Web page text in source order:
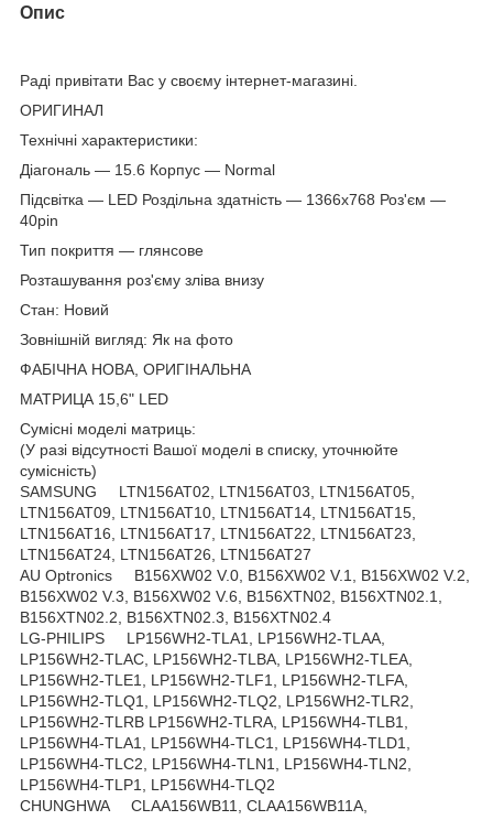
Опис
Раді привітати Вас у своєму інтернет-магазині.
ОРИГИНАЛ
Технічні характеристики:
Діагональ — 15.6 Корпус — Normal
Підсвітка — LED Роздільна здатність — 1366х768 Роз'єм —
40pin
Тип покриття — глянсове
Розташування роз'єму зліва внизу
Стан: Новий
Зовнішній вигляд: Як на фото
ФАБІЧНА НОВА, ОРИГІНАЛЬНА
МАТРИЦА 15,6" LED
Сумісні моделі матриць:
(У разі відсутності Вашої моделі в списку, уточнюйте
сумісність)
SAMSUNG LTN156AT02, LTN156AT03, LTN156AT05,
LTN156AT09, LTN156AT10, LTN156AT14, LTN156AT15,
LTN156AT16, LTN156AT17, LTN156AT22, LTN156AT23,
LTN156AT24, LTN156AT26, LTN156AT27
AU Optronics B156XW02 V.0, B156XW02 V.1, B156XW02 V.2,
B156XW02 V.3, B156XW02 V.6, B156XTN02, B156XTN02.1,
B156XTN02.2, B156XTN02.3, B156XTN02.4
LG-PHILIPS LP156WH2-TLA1, LP156WH2-TLAA,
LP156WH2-TLAC, LP156WH2-TLBA, LP156WH2-TLEA,
LP156WH2-TLE1, LP156WH2-TLF1, LP156WH2-TLFA,
LP156WH2-TLQ1, LP156WH2-TLQ2, LP156WH2-TLR2,
LP156WH2-TLRB LP156WH2-TLRA, LP156WH4-TLB1,
LP156WH4-TLA1, LP156WH4-TLC1, LP156WH4-TLD1,
LP156WH4-TLC2, LP156WH4-TLN1, LP156WH4-TLN2,
LP156WH4-TLP1, LP156WH4-TLQ2
CHUNGHWA CLAA156WB11, CLAA156WB11A,